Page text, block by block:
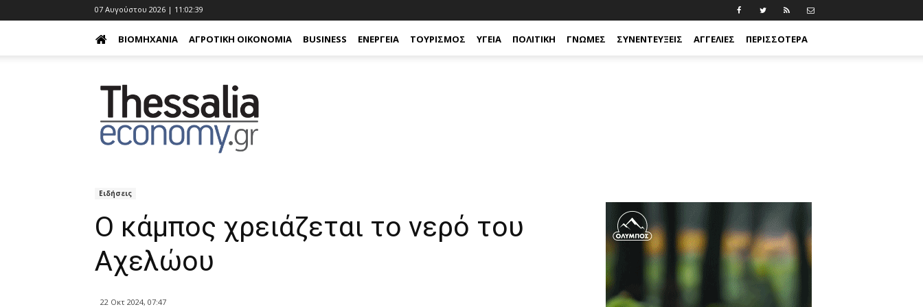
07 Αυγούστου 2026 | 11:02:40
ΒΙΟΜΗΧΑΝΊΑ ΑΓΡΟΤΙΚΉ ΟΙΚΟΝΟΜΊΑ BUSINESS ΕΝΈΡΓΕΙΑ ΤΟΥΡΙΣΜΌΣ ΥΓΕΊΑ ΠΟΛΙΤΙΚΉ ΓΝΏΜΕΣ ΣΥΝΕΝΤΕΎΞΕΙΣ ΑΓΓΕΛΊΕΣ ΠΕΡΙΣΣΟΤΕΡΑ
Ειδήσεις
Ο κάμπος χρειάζεται το νερό του
Αχελώου
22 Οκτ 2024, 07:47